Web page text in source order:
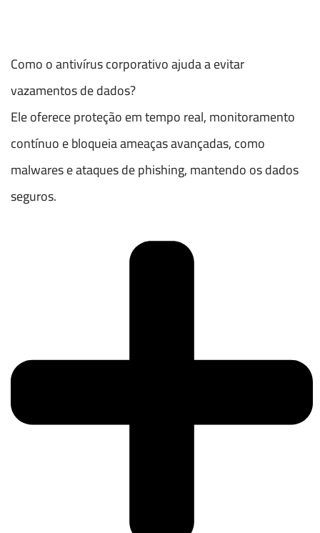
Como o antivírus corporativo ajuda a evitar
vazamentos de dados?
Ele oferece proteção em tempo real, monitoramento
contínuo e bloqueia ameaças avançadas, como
malwares e ataques de phishing, mantendo os dados
seguros.